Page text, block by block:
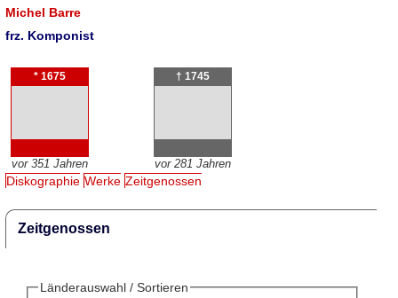
Michel Barre
frz. Komponist
* 1675
vor 351 Jahren
† 1745
vor 281 Jahren
Diskographie Werke Zeitgenossen
Zeitgenossen
Länderauswahl / Sortieren